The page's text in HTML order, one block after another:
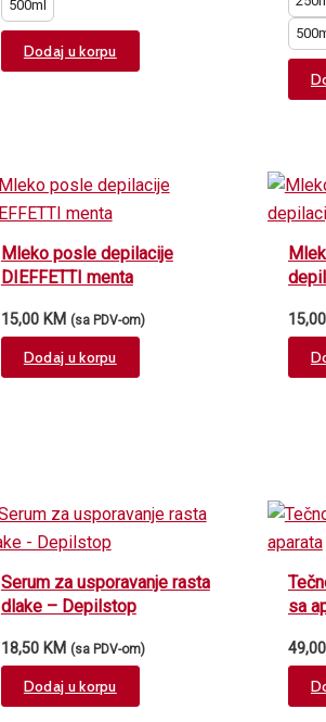
500ml
Dodaj u korpu
product
The
may
be
on
product
Mleko posle depilacije
DIEFFETTI menta
15,00 KM (sa PDV-om)
Dodaj u korpu
15,00
Serum za usporavanje rasta
dlake – Depilstop
18,50 KM (sa PDV-om)
Dodaj u korpu
sa
49,00